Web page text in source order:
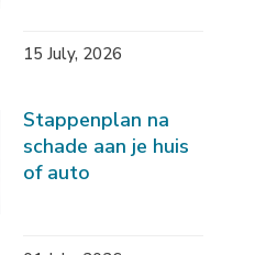
15 July, 2026
Stappenplan na
schade aan je huis
of auto